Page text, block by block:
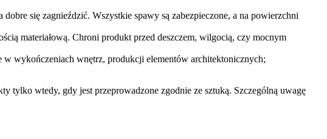
się zagnieździć. Wszystkie spawy są zabezpieczone, a na powierzchni
materiałową. Chroni produkt przed deszczem, wilgocią, czy mocnym
wykończeniach wnętrz, produkcji elementów architektonicznych;
tylko wtedy, gdy jest przeprowadzone zgodnie ze sztuką. Szczególną uwagę